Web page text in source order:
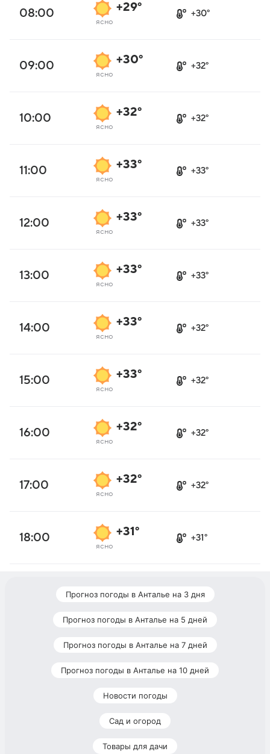
08:00 +29°
ясно
+30°
09:00 +30°
ясно
+32°
10:00 +32°
ясно
+32°
11:00 +33°
ясно
+33°
12:00 +33°
ясно
+33°
13:00 +33°
ясно
+33°
14:00 +33°
ясно
+32°
15:00 +33°
ясно
+32°
16:00 +32°
ясно
+32°
17:00 +32°
ясно
+32°
18:00 +31°
ясно
+31°
Прогноз погоды в Анталье на 3 дня
Прогноз погоды в Анталье на 5 дней
Прогноз погоды в Анталье на 7 дней
Прогноз погоды в Анталье на 10 дней
Новости погоды
Сад и огород
Товары для дачи